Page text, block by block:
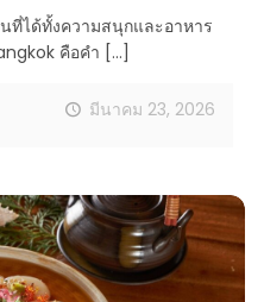
ที่ได้ทั้งความสนุกและอาหาร
คือคำ […]
มีนาคม 23, 2026